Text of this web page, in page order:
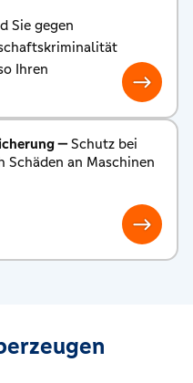
Sie gegen
Ihren
—Schutz bei
Schäden an Maschinen